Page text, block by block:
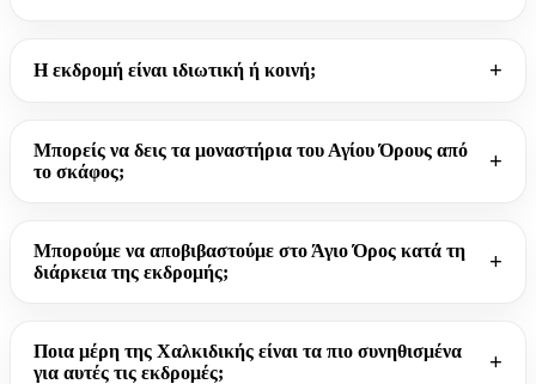
Η εκδρομή είναι ιδιωτική ή κοινή;
Μπορείς να δεις τα μοναστήρια του Αγίου Όρους από
το σκάφος;
Μπορούμε να αποβιβαστούμε στο Άγιο Όρος κατά τη
διάρκεια της εκδρομής;
Ποια μέρη της Χαλκιδικής είναι τα πιο συνηθισμένα
για αυτές τις εκδρομές;